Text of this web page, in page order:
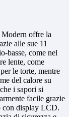
Modern offre la
alle sue 11
basse, come nel
lente, come
le torte, mentre
del calore su
i sapori si
facile grazie
con display LCD.